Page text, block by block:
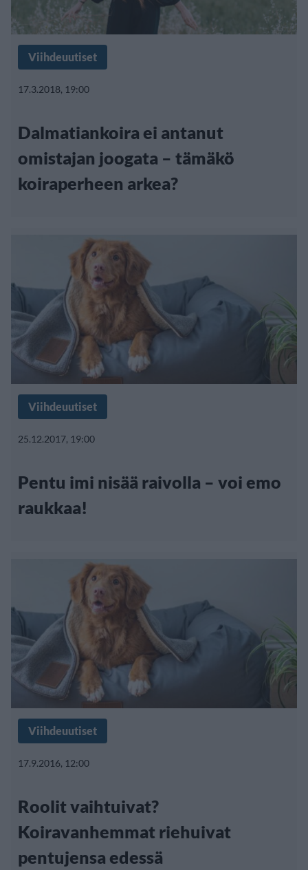
Viihdeuutiset
17.3.2018, 19:00
Dalmatiankoira ei antanut
omistajan joogata – tämäkö
koiraperheen arkea?
Viihdeuutiset
25.12.2017, 19:00
Pentu imi nisää raivolla – voi emo
raukkaa!
Viihdeuutiset
17.9.2016, 12:00
Roolit vaihtuivat?
Koiravanhemmat riehuivat
pentujensa edessä